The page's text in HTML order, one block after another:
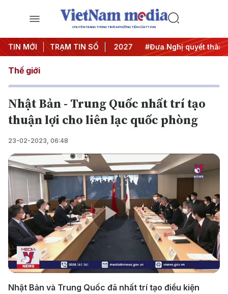
CHUYÊN TRANG THÔNG TIN ĐA PHƯƠNG TIỆN CỦA TTXVN
TIN MỚI TRẠM TIN SỐ
Trung ương 3 #APEC 2027 #Đưa Nghị quyết thành
Thế giới
Nhật Bản - Trung Quốc nhất trí tạo
thuận lợi cho liên lạc quốc phòng
23-02-2023, 06:48
Play
Video
Nhật Bản và Trung Quốc đã nhất trí tạo điều kiện